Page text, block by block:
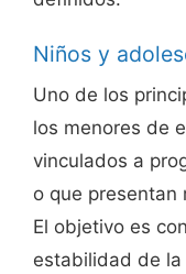
Niños y
Uno de los
los menores de
vinculados a
o que presentan
El objetivo es
estabilidad de